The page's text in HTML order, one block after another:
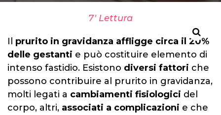
7' Lettura
Il prurito in gravidanza affligge circa il 20%
delle gestanti e può costituire elemento di
intenso fastidio. Esistono diversi fattori che
possono contribuire al prurito in gravidanza,
molti legati a cambiamenti fisiologici del
corpo, altri, associati a complicazioni e che